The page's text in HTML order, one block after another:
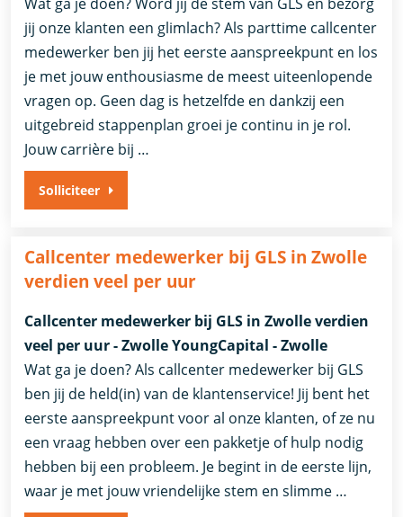
jij onze klanten een glimlach? Als parttime callcenter
medewerker ben jij het eerste aanspreekpunt en los
je met jouw enthousiasme de meest uiteenlopende
vragen op. Geen dag is hetzelfde en dankzij een
uitgebreid stappenplan groei je continu in je rol.
Jouw carrière bij …
Solliciteer
Callcenter medewerker bij GLS in Zwolle
verdien veel per uur
Callcenter medewerker bij GLS in Zwolle verdien
veel per uur - Zwolle YoungCapital - Zwolle
Wat ga je doen? Als callcenter medewerker bij GLS
ben jij de held(in) van de klantenservice! Jij bent het
eerste aanspreekpunt voor al onze klanten, of ze nu
een vraag hebben over een pakketje of hulp nodig
hebben bij een probleem. Je begint in de eerste lijn,
waar je met jouw vriendelijke stem en slimme …